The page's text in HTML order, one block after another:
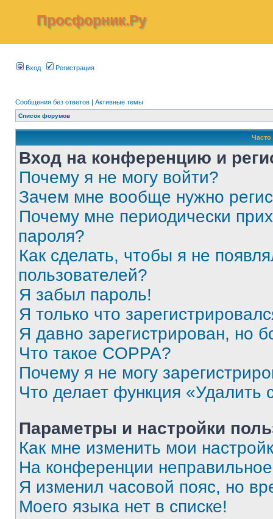
Просфорник.Ру
Вход Регистрация
Сообщения без ответов | Активные темы
Список форумов
Вход на конференцию и
Почему я не могу войти?
Зачем мне вообще нужно
Почему мне периодически
пароля?
Как сделать, чтобы я не
пользователей?
Я забыл пароль!
Я только что
Я давно зарегистрирован, но
Что такое COPPA?
Почему я не могу
Что делает функция «Удалить
Параметры и настройки
Как мне изменить мои
На конференции
Я изменил часовой пояс, но
Моего языка нет в списке!